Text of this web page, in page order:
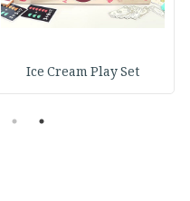
Ice Cream Play Set
1
2